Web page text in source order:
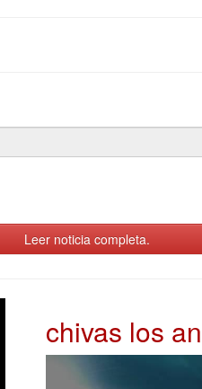
Leer noticia completa.
chivas los